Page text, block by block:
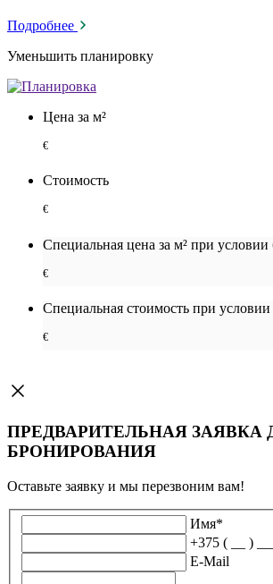
Подробнее
Уменьшить планировку
Цена за м²
€
Стоимость
€
Специальная цена за м² при
€
Специальная cтоимость при
€
ПРЕДВАРИТЕЛЬНАЯ ЗАЯВКА
БРОНИРОВАНИЯ
Оставьте заявку и мы перезвоним вам!
Имя*
E-Mail